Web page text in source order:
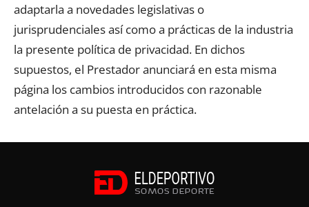
adaptarla a novedades legislativas o
jurisprudenciales así como a prácticas de la industria
la presente política de privacidad. En dichos
supuestos, el Prestador anunciará en esta misma
página los cambios introducidos con razonable
antelación a su puesta en práctica.